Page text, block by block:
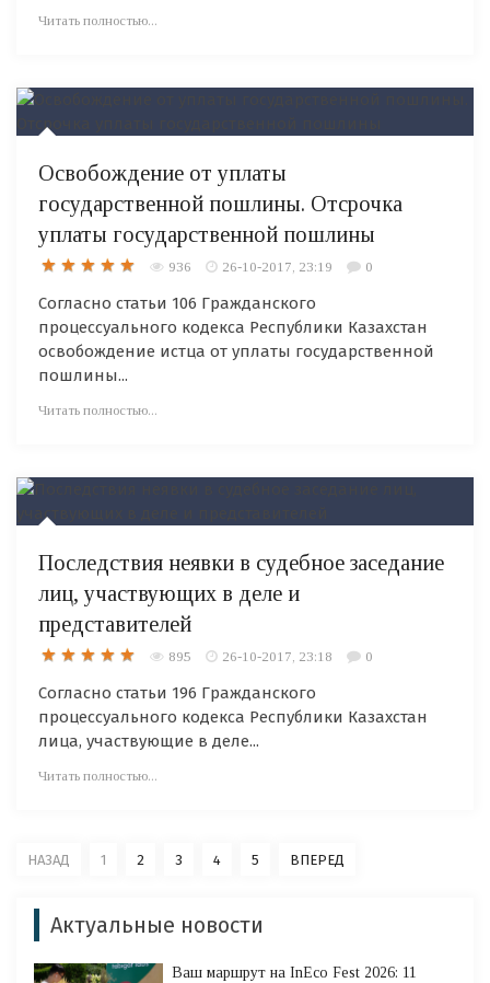
Читать полностью...
Освобождение от уплаты
государственной пошлины. Отсрочка
уплаты государственной пошлины
936 26-10-2017, 23:19 0
Согласно статьи 106 Гражданского
процессуального кодекса Республики Казахстан
освобождение истца от уплаты государственной
пошлины...
Читать полностью...
Последствия неявки в судебное заседание
лиц, участвующих в деле и
представителей
895 26-10-2017, 23:18 0
Согласно статьи 196 Гражданского
процессуального кодекса Республики Казахстан
лица, участвующие в деле...
Читать полностью...
НАЗАД 1 2 3 4 5 ВПЕРЕД
Актуальные новости
Ваш маршрут на InEco Fest 2026: 11